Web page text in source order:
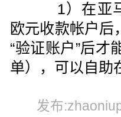
1）在亚马
欧元收款帐户后
“验证账户”后
单），可以自助
发布